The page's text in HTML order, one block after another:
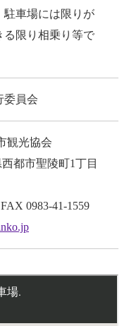
車場には限りが
る限り相乗り等で
委員会
観光協会
都市聖陵町1丁目
0983-41-1559